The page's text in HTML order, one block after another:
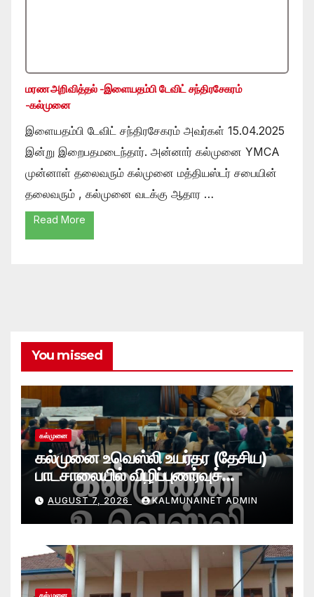
மரண அறிவித்தல் -இளையதம்பி டேவிட் சந்திரசேகரம்
-கல்முனை
இளையதம்பி டேவிட் சந்திரசேகரம் அவர்கள் 15.04.2025
இன்று இறைபதமடைந்தார். அன்னார் கல்முனை YMCA
முன்னாள் தலைவரும் கல்முனை மத்தியஸ்டர் சபையின்
தலைவரும் , கல்முனை வடக்கு ஆதார …
Read More
You missed
கல்முனை
கல்முனை உவெஸ்லி உயர்தர (தேசிய)
பாடசாலையில் விழிப்புணர்வுச்
செயலமர்வு
AUGUST 7, 2026 KALMUNAINET ADMIN
கல்முனை